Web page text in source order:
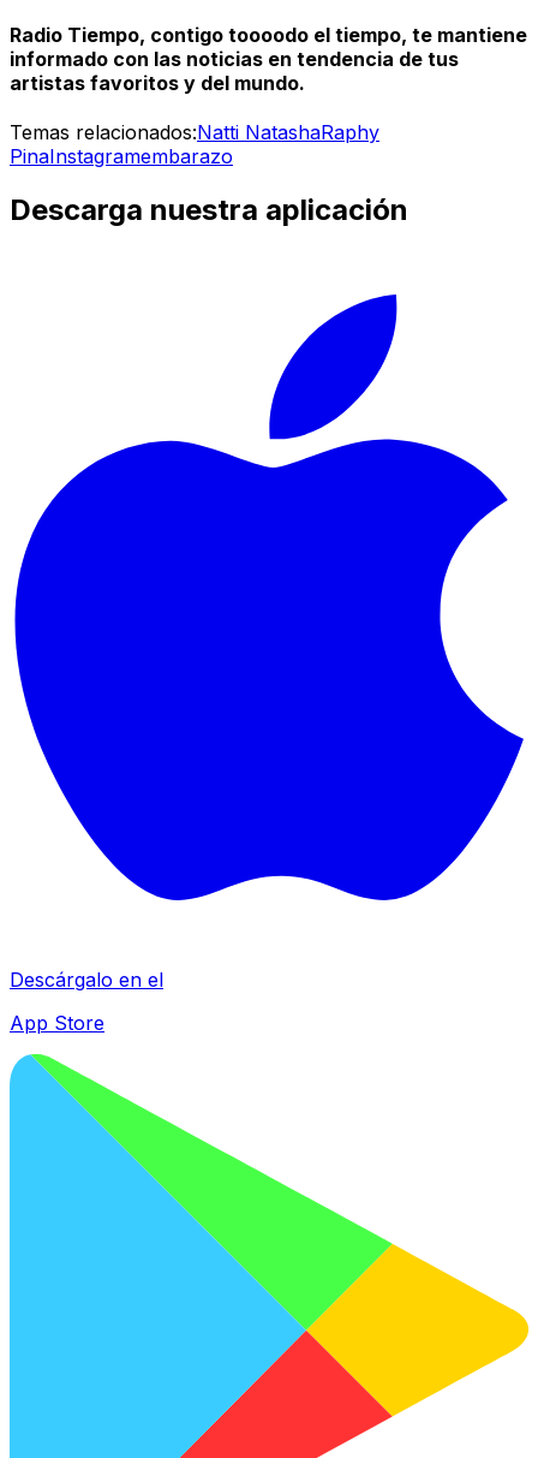
Radio Tiempo, contigo toooodo el tiempo, te mantiene
informado con las noticias en tendencia de tus
artistas favoritos y del mundo.
Temas relacionados:Natti NatashaRaphy
PinaInstagramembarazo
Descarga nuestra aplicación
Descárgalo en el
App Store